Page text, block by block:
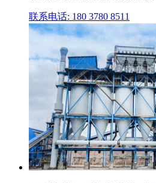
联系电话: 180 3780 8511